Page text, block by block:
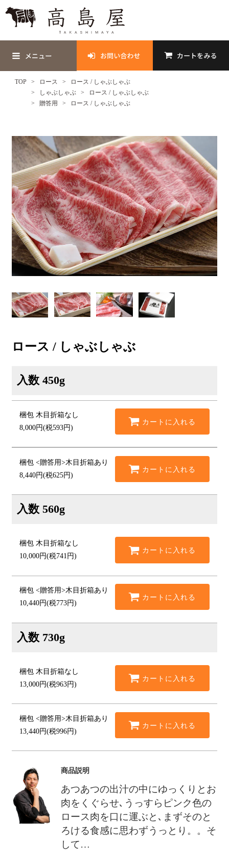
TOP ロース
ロース / しゃぶしゃぶ
しゃぶしゃぶ
ロース / しゃぶしゃぶ
贈答用
ロース / しゃぶしゃぶ
ロース / しゃぶしゃぶ
入数 450g
梱包 木目折箱なし
8,000円(税593円)
カートに入れる
梱包<贈答用>木目折箱あり
8,440円(税625円)
カートに入れる
入数 560g
梱包木目折箱なし
10,000円(税741円)
カートに入れる
梱包<贈答用>木目折箱あり
10,440円(税773円)
カートに入れる
入数 730g
梱包 木目折箱なし
13,000円(税963円)
カートに入れる
梱包<贈答用>木目折箱あり
13,440円(税996円)
カートに入れる
商品説明
あつあつの出汁の中にゆっくりとお
肉をくぐらせ､うっすらピンク色の
ロース肉を口に運ぶと､ まずそのと
ろける食感に思わずうっとり。。そ
して…